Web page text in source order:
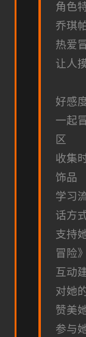
角色
乔琪
热爱
让人
好感
一起
区
收集
饰品
学习
话方
支持
冒险》
互动
对她
赞美
参与